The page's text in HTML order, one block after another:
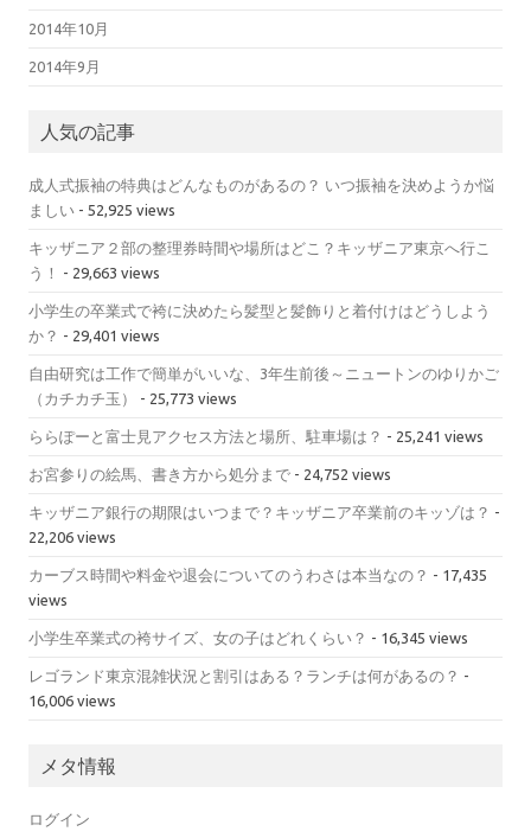
2014年10月
2014年9月
人気の記事
成人式振袖の特典はどんなものがあるの？ いつ振袖を決めようか悩
ましい - 52,925 views
キッザニア２部の整理券時間や場所はどこ？キッザニア東京へ行こ
う！
- 29,663 views
小学生の卒業式で袴に決めたら髪型と髪飾りと着付けはどうしよう
か？ - 29,401 views
自由研究は工作で簡単がいいな、3年生前後～ニュートンのゆりかご
（カチカチ玉）
- 25,773 views
ららぽーと富士見アクセス方法と場所、駐車場は？ - 25,241 views
お宮参りの絵馬、書き方から処分まで - 24,752 views
キッザニア銀行の期限はいつまで？キッザニア卒業前のキッゾは？ -
22,206 views
カーブス時間や料金や退会についてのうわさは本当なの？ - 17,435
views
小学生卒業式の袴サイズ、女の子はどれくらい？ - 16,345 views
レゴランド東京混雑状況と割引はある？ランチは何があるの？ -
16,006 views
メタ情報
ログイン